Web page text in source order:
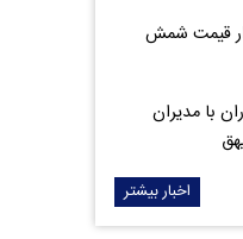
قیمت شمش
با مدیران
اخبار بیشتر